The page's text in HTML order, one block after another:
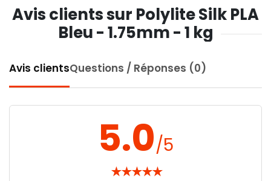
Avis clients sur Polylite Silk PLA
Bleu - 1.75mm - 1 kg
Avis clientsQuestions / Réponses (0)
5.0/5
★★★★★